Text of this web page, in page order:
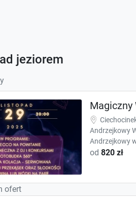
jeziorem
Magiczny
Andrzejkowy
Andrzejkowy
od 820 zł
ofert